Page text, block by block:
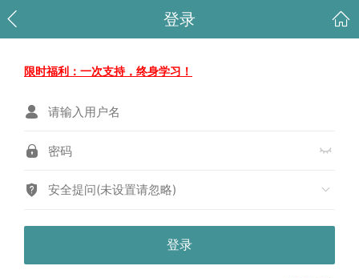
登录
限时福利：一次支持，终身学习！
安全提问(未设置请忽略)
登录